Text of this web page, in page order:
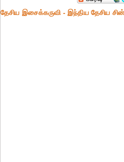
தேசிய இசைக்கருவி - இந்திய தேசிய